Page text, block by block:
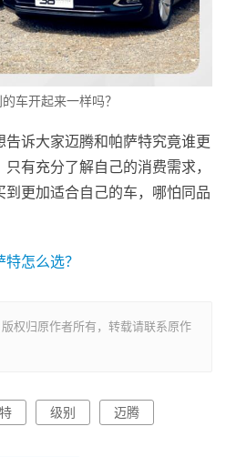
车开起来一样吗？
诉大家迈腾和帕萨特究竟谁更
有充分了解自己的消费需求，
更加适合自己的车，哪怕同品
怎么选？
版权归原作者所有，转载请联系原作
级别 迈腾